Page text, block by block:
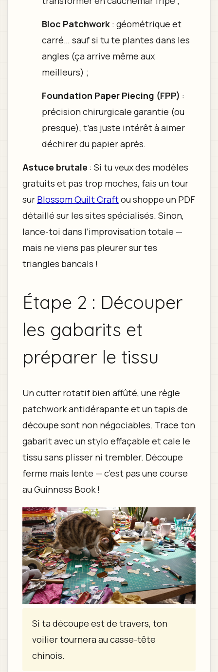
Bloc Patchwork: géométrique et
carré… sauf si tu te plantes dans les
angles (ça arrive même aux
meilleurs) ;
Foundation Paper Piecing (FPP) :
précision chirurgicale garantie (ou
presque), t’as juste intérêt à aimer
déchirer du papier après.
Astuce brutale : Si tu veux des modèles
gratuits et pas trop moches, fais un tour
sur Blossom Quilt Craftou shoppe un PDF
détaillé sur les sites spécialisés. Sinon,
lance-toi dans l’improvisation totale —
mais ne viens pas pleurer sur tes
triangles bancals !
Étape 2 : Découper
les gabarits et
préparer le tissu
Un cutter rotatif bien affûté, une règle
patchwork antidérapante et un tapis de
découpe sont non négociables. Trace ton
gabarit avec un stylo effaçable et cale le
tissu sans plisser ni trembler. Découpe
ferme mais lente — c’est pas une course
au Guinness Book !
Si ta découpe est de travers, ton
voilier tournera au casse-tête
chinois.